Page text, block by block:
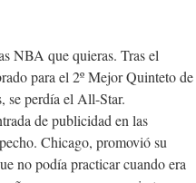
NBA que quieras. Tras el
para el 2º Mejor Quinteto de
se perdía el All-Star.
de publicidad en las
Chicago, promovió su
no podía practicar cuando era